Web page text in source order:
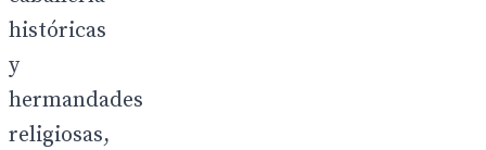
históricas
y
hermandades
religiosas,